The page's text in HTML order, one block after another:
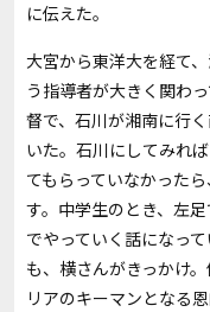
に伝えた。
大宮から東洋大を経て
う指導者が大きく関わ
督で、石川が湘南に行
いた。石川にしてみれ
てもらっていなかった
す。中学生のとき、左
でやっていく話になっ
も、横さんがきっかけ
リアのキーマンとなる恩